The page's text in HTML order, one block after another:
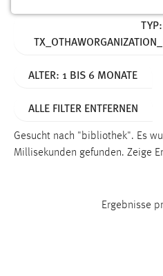
TYP:
ALTER: 1 BIS 6 MONATE
ALLE FILTER ENTFERNEN
Gesucht nach "bibliothek". Es
Millisekunden gefunden. Zeige
Ergebnisse
Notwendige Cookies
Funktionen und sind für
cookie_consent
Zweck:
Cookie Laufzeit: